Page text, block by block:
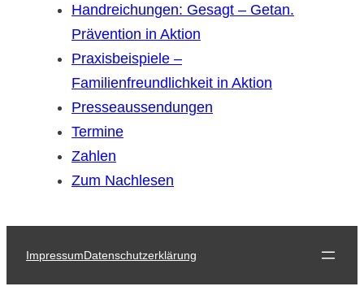
Handreichungen: Gesagt – Getan.
Prävention in Aktion
Praxisbeispiele –
Familienfreundlichkeit in Aktion
Presseaussendungen
Termine
Zahlen
Zum Nachlesen
ImpressumDatenschutzerklärung